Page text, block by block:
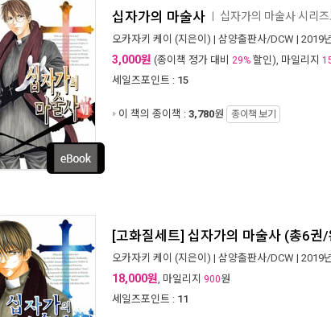
십자가의 마술사 십자가의 마술사 시리즈
오카자키 케이 (지은이) | 삼양출판사/DCW | 2019
3,000원 (종이책 정가 대비 29% 할인), 마일리지
세일즈포인트 : 15
이 책의 종이책 : 3,780원 종이책 보기
[고화질세트] 십자가의 마술사 (총6권
오카자키 케이 (지은이) | 삼양출판사/DCW | 2019
18,000원, 마일리지 900원
세일즈포인트 : 11